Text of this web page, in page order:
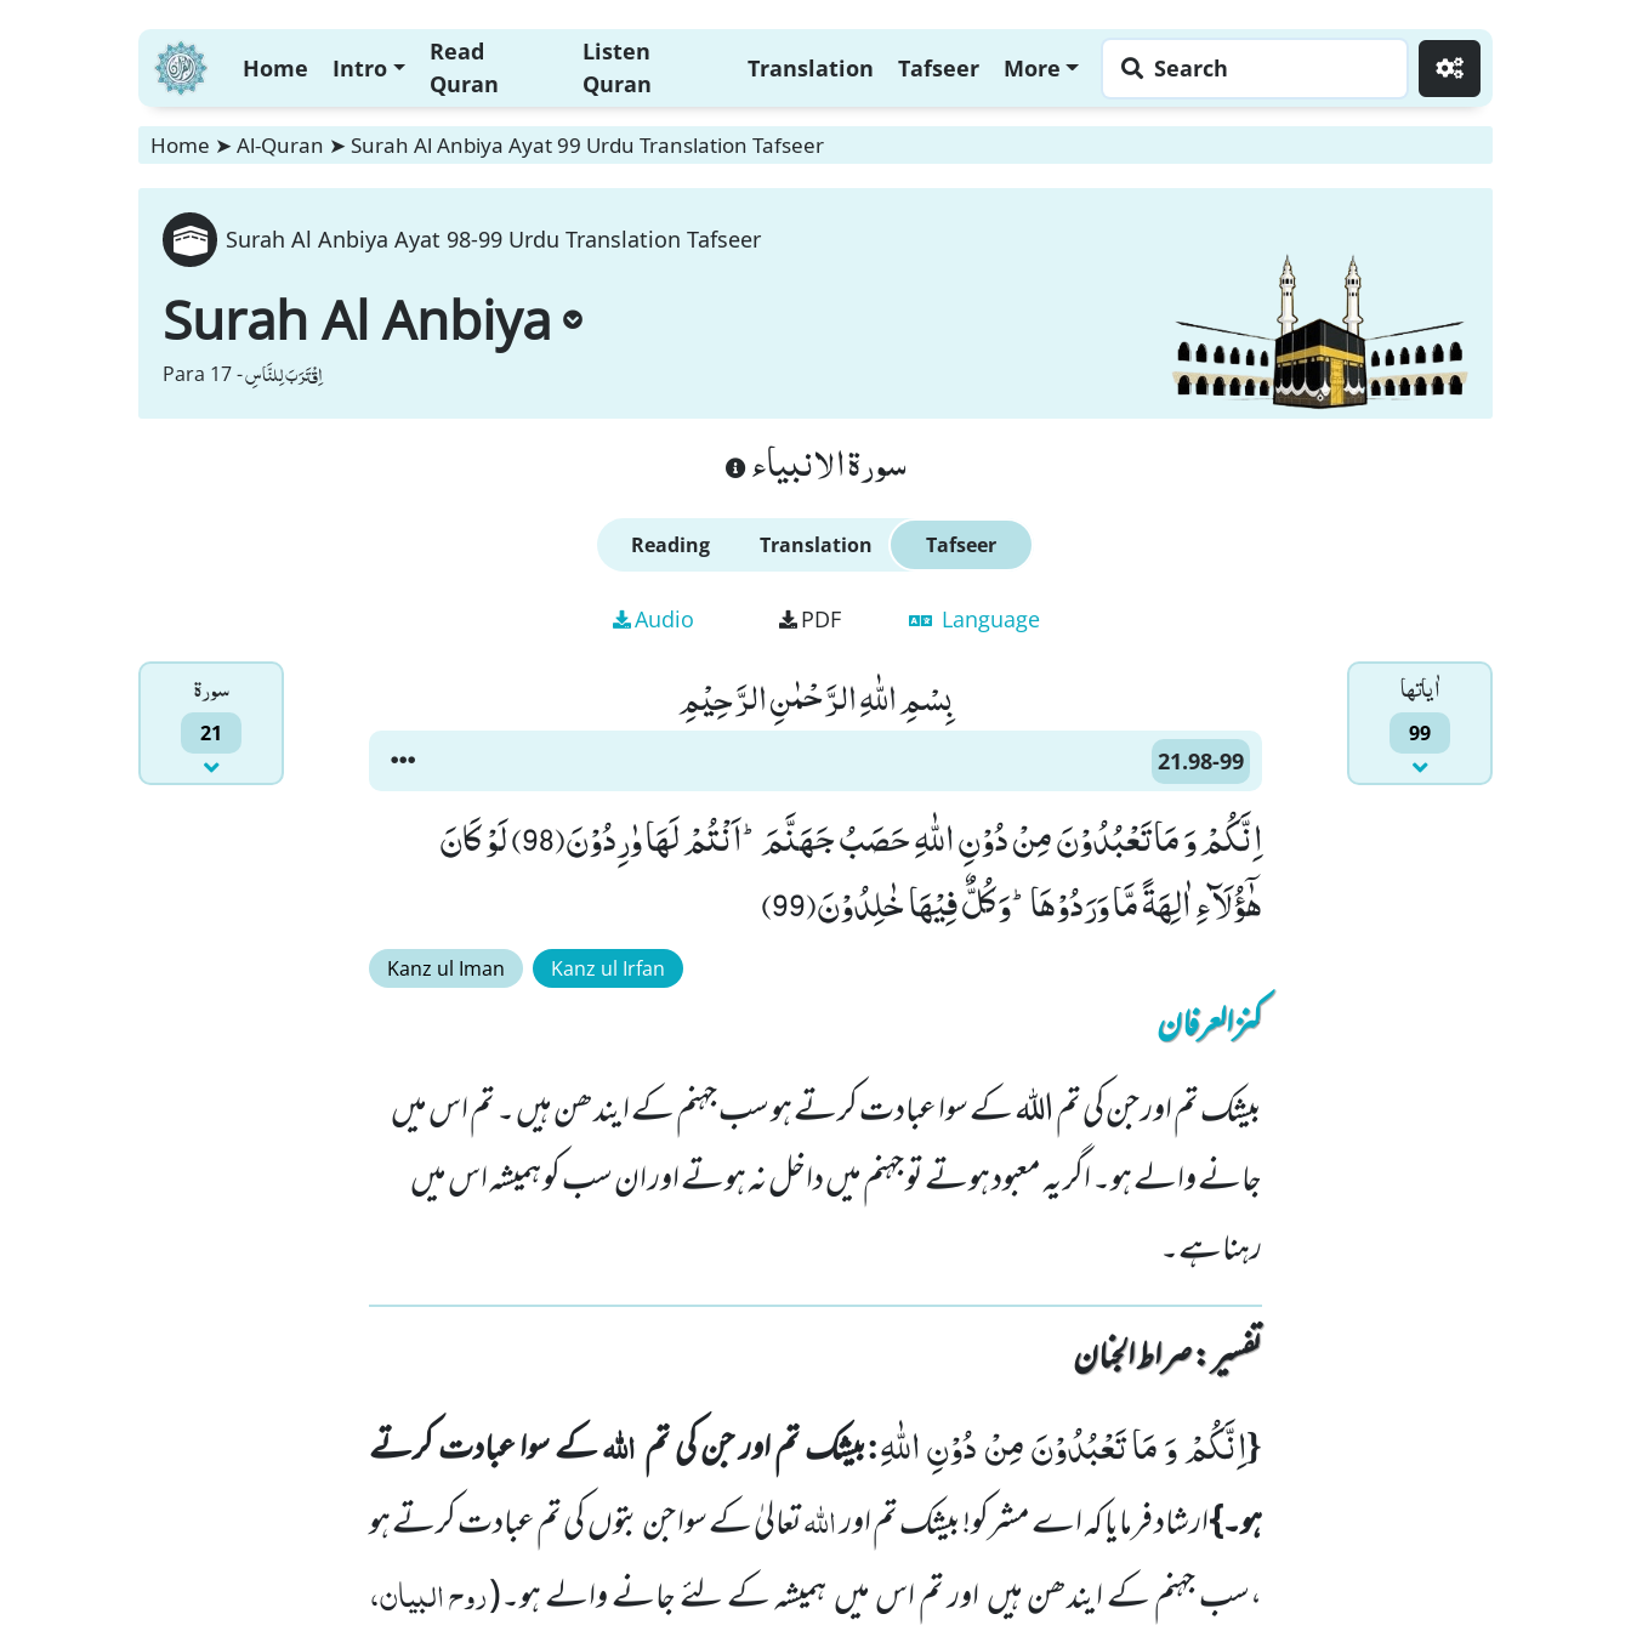
Home Intro
Read
Quran
Listen
Quran
Translation Tafseer More Search
Home ➤ Al-Quran ➤ Surah Al Anbiya Ayat 99 Urdu Translation Tafseer
Surah Al Anbiya Ayat 98-99 Urdu Translation Tafseer
Surah Al Anbiya
Para 17 -اِقْتَرَبَ لِلنَّاسِ
سورة الانبياء
Reading Translation Tafseer
Audio PDF Language
سورۃ
21
اٰياتها
99
بِسْمِ اللّٰهِ الرَّحْمٰنِ الرَّحِیْمِ
21.98-99
اِنَّكُمْ وَ مَا تَعْبُدُوْنَ مِنْ دُوْنِ اللّٰهِ حَصَبُ جَهَنَّمَؕ-اَنْتُمْ لَهَا وٰرِدُوْنَ(98) لَوْ كَانَ
هٰۤؤُلَآءِ اٰلِهَةً مَّا وَرَدُوْهَاؕ-وَ كُلٌّ فِیْهَا خٰلِدُوْنَ(99)
Kanz ul Iman Kanz ul Irfan
کنزالعرفان
بیشک تم اور جن کی تم اللہ کے سوا عبادت کرتے ہو سب جہنم کے ایندھن ہیں ۔ تم اس میں
جانے والے ہو۔ اگر یہ معبود ہوتے تو جہنم میں داخل نہ ہوتے اور ان سب کو ہمیشہ اس میں
رہناہے۔
تفسیر : ‎صراط الجنان
{اِنَّكُمْ وَ مَا تَعْبُدُوْنَ مِنْ دُوْنِ اللّٰهِ:بیشک تم اور جن کی تماللہکے سوا عبادت کرتے
ہو۔}ارشاد فرمایا کہ اے مشرکو! بیشک تم اوراللہتعالیٰ کے سوا جن بتوںکی تم عبادت کرتے ہو
،سب جہنم کے ایندھن ہیںاور تم اس میںہمیشہ کے لئے جانے والے ہو۔(روح البیان،